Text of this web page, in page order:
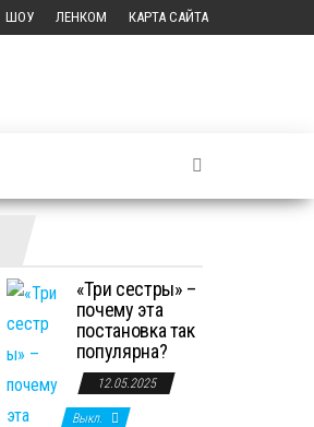
ШОУ ЛЕНКОМ КАРТА САЙТА
«Три сестры» –
почему эта
постановка так
популярна?
12.05.2025
Выкл.